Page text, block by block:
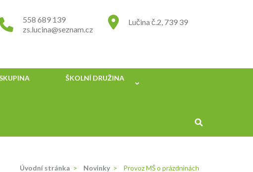
Lučina č.2, 739 39
558 689 139
zs.lucina@seznam.cz
ŠKOLNÍ DRUŽINA
Úvodní stránka > Novinky > Provoz MŠ o prázdninách